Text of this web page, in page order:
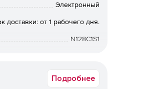
Электронный
доставки: от 1 рабочего дня.
N128C1S1
Подробнее